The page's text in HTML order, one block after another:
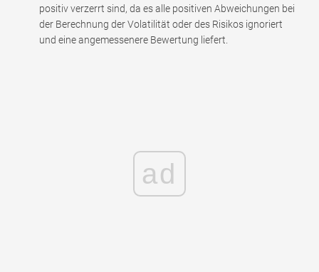
positiv verzerrt sind, da es alle positiven Abweichungen bei
der Berechnung der Volatilität oder des Risikos ignoriert
und eine angemessenere Bewertung liefert.
ad